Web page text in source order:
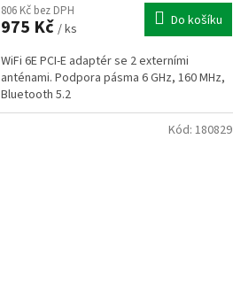
806 Kč bez DPH
975 Kč / ks Do košíku
WiFi 6E PCI-E adaptér se 2 externími
anténami. Podpora pásma 6 GHz, 160 MHz,
Bluetooth 5.2
Kód: 180829